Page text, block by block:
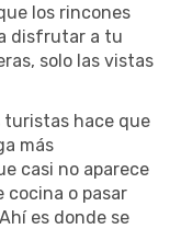
los rincones
disfrutar a tu
solo las vistas
turistas hace que
más
casi no aparece
cocina o pasar
es donde se